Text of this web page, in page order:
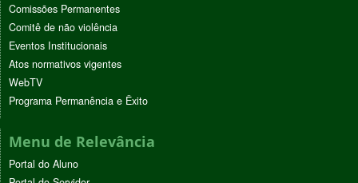
Comissões Permanentes
Comitê de não violência
Eventos Institucionais
Atos normativos vigentes
WebTV
Programa Permanência e Êxito
Menu de Relevância
Portal do Aluno